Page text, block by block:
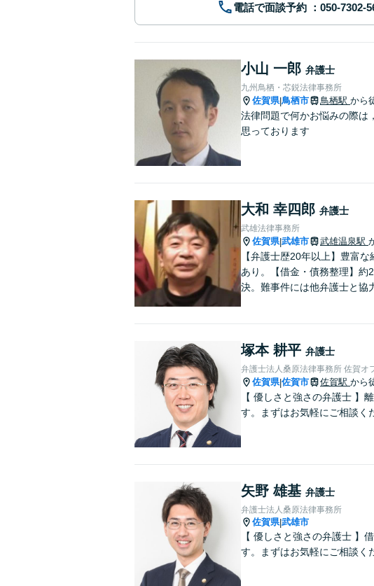
電話で面談予約
小山 一郎 弁護士
九州鳥栖・芯鋭法律事務所
佐賀県|鳥栖市 鳥栖駅 から
法律問題で何かお悩みの際は
思っております
大和 幸四郎 弁護士
武雄法律事務所
佐賀県|武雄市 武雄温泉駅
【弁護士歴20年以上】豊富
あり。【借金・債務整理】約
決。難事件には他弁護士と協
塚本 耕平 弁護士
弁護士法人桑原法律事務所 佐賀オ
佐賀県|佐賀市 佐賀駅 から
【 優しさと強さの弁護士 】
す。まずはお気軽にご相談く
矢野 雄基 弁護士
弁護士法人桑原法律事務所
佐賀県|武雄市
【 優しさと強さの弁護士 】
す。まずはお気軽にご相談く